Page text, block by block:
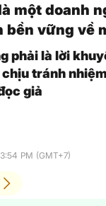
một doanh
bền vững về
phải là lời
tránh
giả
PM (GMT+7)